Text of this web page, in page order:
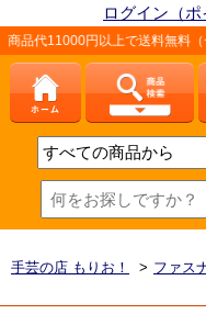
ログイン（ポ
で送料無料（一部を除く）
手芸の店 もりお！ > ファス